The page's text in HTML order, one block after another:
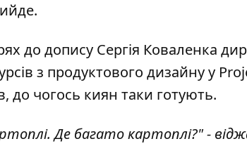
до допису Сергія Коваленка
з продуктового дизайну у
до чогось киян таки готують.
Де багато картоплі?" -